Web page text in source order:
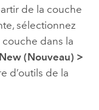
de la couche
sélectionnez
couche dans la
New (Nouveau) >
d’outils de la